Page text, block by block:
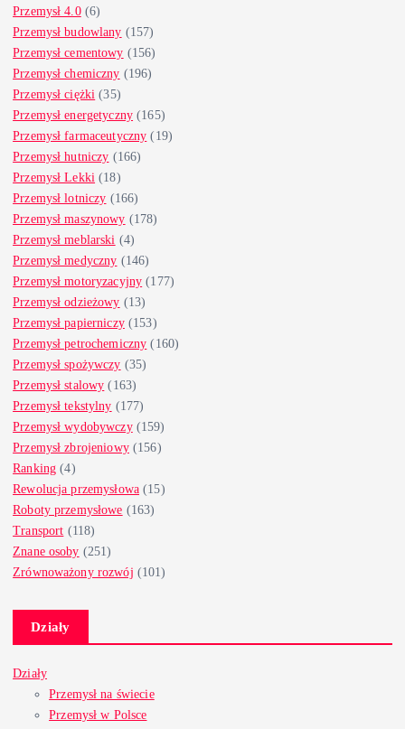
Przemysł 4.0(6)
Przemysł budowlany (157)
Przemysł cementowy (156)
Przemysł chemiczny (196)
Przemysł ciężki (35)
Przemysł energetyczny (165)
Przemysł farmaceutyczny (19)
Przemysł hutniczy (166)
Przemysł Lekki (18)
Przemysł lotniczy (166)
Przemysł maszynowy (178)
Przemysł meblarski (4)
Przemysł medyczny (146)
Przemysł motoryzacyjny (177)
Przemysł odzieżowy (13)
Przemysł papierniczy(153)
Przemysł petrochemiczny (160)
Przemysł spożywczy (35)
Przemysł stalowy (163)
Przemysł tekstylny (177)
Przemysł wydobywczy(159)
Przemysł zbrojeniowy(156)
Ranking (4)
Rewolucja przemysłowa (15)
Roboty przemysłowe (163)
Transport (118)
Znane osoby (251)
Zrównoważony rozwój (101)
Działy
Działy
Przemysł na świecie
Przemysł w Polsce